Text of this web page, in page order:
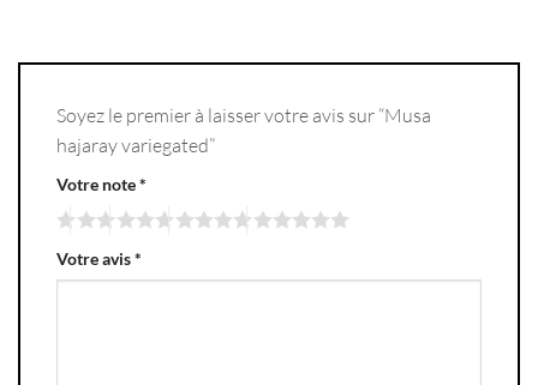
Soyez le premier à laisser votre avis sur “Musa
hajaray variegated”
Votre note*
Votre avis*